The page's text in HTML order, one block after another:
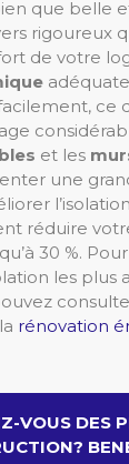
que belle
rigoureux
de votre
ce
et les
une
réduire
30 %.
les plus
rénovation
VOUS DES